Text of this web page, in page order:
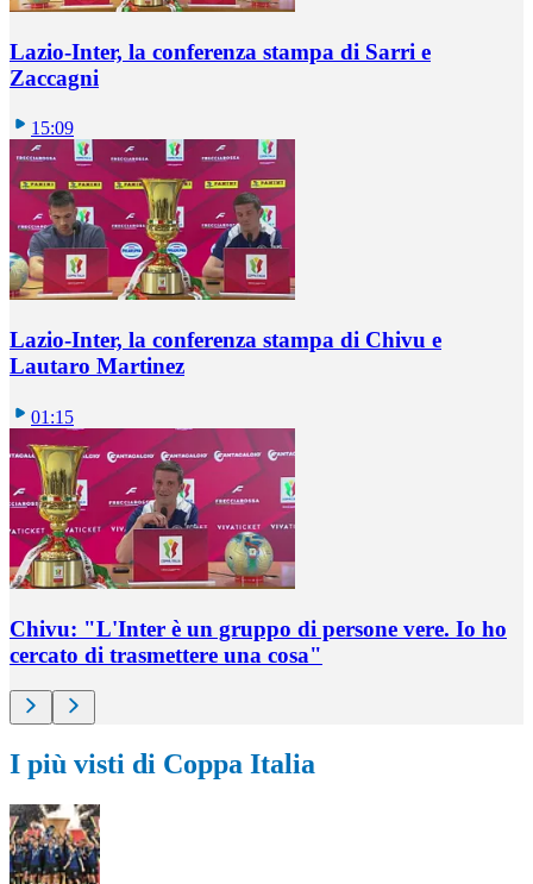
Lazio-Inter, la conferenza stampa di Sarri e
Zaccagni
15:09
Lazio-Inter, la conferenza stampa di Chivu e
Lautaro Martinez
01:15
Chivu: "L'Inter è un gruppo di persone vere. Io ho
cercato di trasmettere una cosa"
I più visti di Coppa Italia